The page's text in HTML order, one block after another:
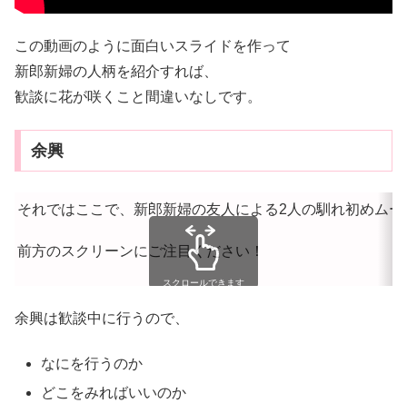
この動画のように面白いスライドを作って
新郎新婦の人柄を紹介すれば、
歓談に花が咲くこと間違いなしです。
余興
それではここで、新郎新婦の友人による2人の馴れ初めム
前方のスクリーンにご注目ください！
スクロールできます
余興は歓談中に行うので、
なにを行うのか
どこをみればいいのか